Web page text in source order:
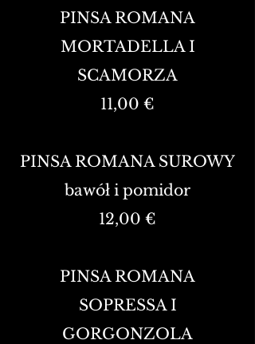
PINSA ROMANA
MORTADELLA I
SCAMORZA
11,00 €
PINSA ROMANA SUROWY
bawół i pomidor
12,00 €
PINSA ROMANA
SOPRESSA I
GORGONZOLA